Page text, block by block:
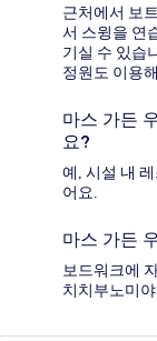
근처에서 보
서 스윙을 연
기실 수 있습
정원도 이용
마스 가든
요?
예, 시설 내
어요.
마스 가든
보드워크에
치치부노미